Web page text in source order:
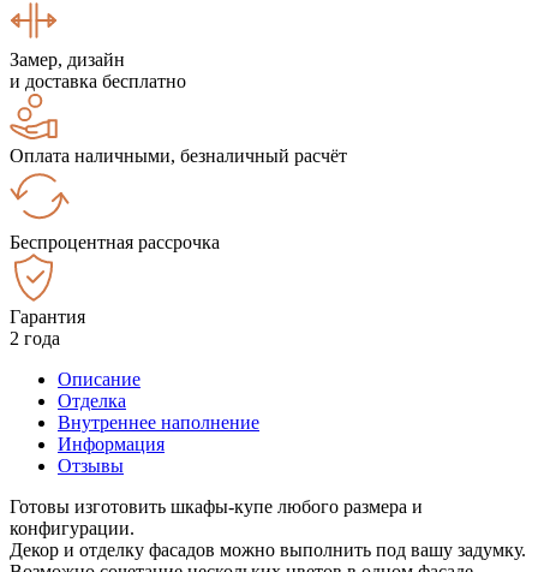
Замер, дизайн
и доставка бесплатно
Оплата наличными, безналичный расчёт
Беспроцентная рассрочка
Гарантия
2 года
Описание
Отделка
Внутреннее наполнение
Информация
Отзывы
Готовы изготовить шкафы-купе любого размера и
конфигурации.
Декор и отделку фасадов можно выполнить под вашу задумку.